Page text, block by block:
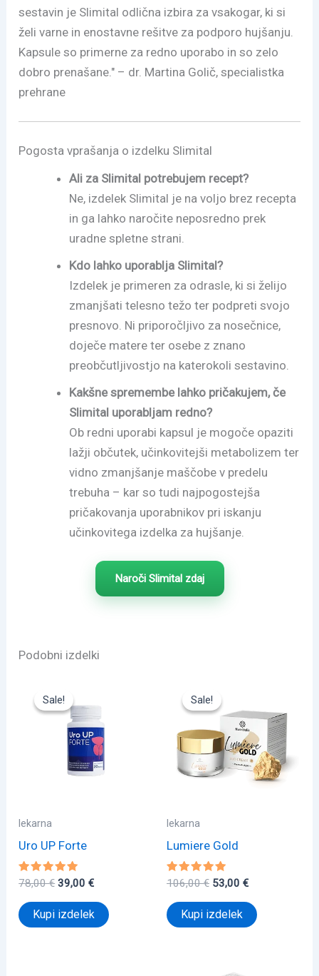
sestavin je Slimital odlična izbira za vsakogar, ki si
želi varne in enostavne rešitve za podporo hujšanju.
Kapsule so primerne za redno uporabo in so zelo
dobro prenašane." – dr. Martina Golič, specialistka
prehrane
Pogosta vprašanja o izdelku Slimital
Ali za Slimital potrebujem recept?
Ne, izdelek Slimital je na voljo brez recepta
in ga lahko naročite neposredno prek
uradne spletne strani.
Kdo lahko uporablja Slimital?
Izdelek je primeren za odrasle, ki si želijo
zmanjšati telesno težo ter podpreti svojo
presnovo. Ni priporočljivo za nosečnice,
doječe matere ter osebe z znano
preobčutljivostjo na katerokoli sestavino.
Kakšne spremembe lahko pričakujem, če
Slimital uporabljam redno?
Ob redni uporabi kapsul je mogoče opaziti
lažji občutek, učinkovitejši metabolizem ter
vidno zmanjšanje maščobe v predelu
trebuha – kar so tudi najpogostejša
pričakovanja uporabnikov pri iskanju
učinkovitega izdelka za hujšanje.
Naroči Slimital zdaj
Podobni izdelki
Sale!
Sale!
lekarna
Uro UP Forte
Ocenjeno
5.00
od 5
78,00€ Izvirna
je
39,00€Trenutna
je:
39,00 €.
Kupi izdelek
Sale!
Sale!
lekarna
Lumiere Gold
Ocenjeno
5.00
od 5
106,00€ Izvirna
je
53,00 €Trenutna
je:
53,00 €.
Kupi izdelek